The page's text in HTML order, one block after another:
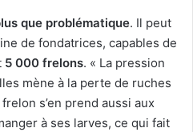
que problématique. Il peut
de fondatrices, capables de
5 000 frelons. « La pression
mène à la perte de ruches
s’en prend aussi aux
à ses larves, ce qui fait